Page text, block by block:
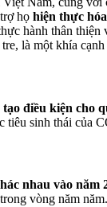
họ hiện thực
hành thân
là một khía
điều kiện cho
tiêu sinh thái của
nhau vào năm
vòng năm